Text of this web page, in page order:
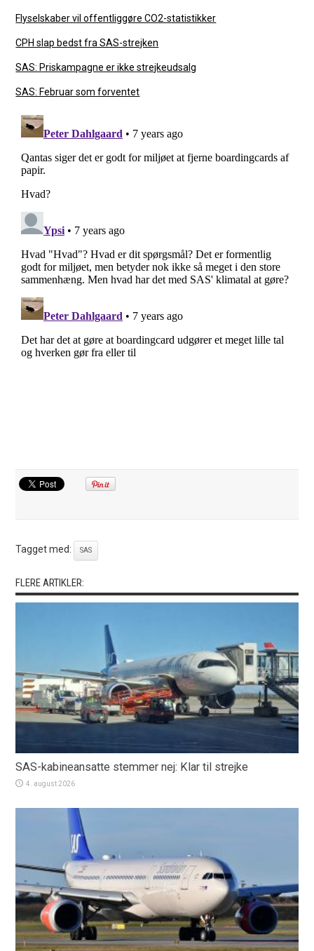
Flyselskaber vil offentliggøre CO2-statistikker
CPH slap bedst fra SAS-strejken
SAS: Priskampagne er ikke strejkeudsalg
SAS: Februar som forventet
Tagget med: SAS
FLERE ARTIKLER:
SAS-kabineansatte stemmer nej: Klar til strejke
4. august 2026